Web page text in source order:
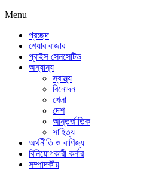
Menu
প্রচ্ছদ
শেয়ার বাজার
প্রাইস সেনসেটিভ
অন্যান্য
স্বাস্থ্য
বিনোদন
খেলা
দেশ
আন্তর্জাতিক
সাহিত্য
অর্থনীতি ও বাণিজ্য
বিনিয়োগকারী কর্নার
সম্পাদকীয়